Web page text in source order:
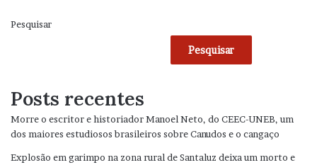
Pesquisar
Pesquisar
Posts recentes
Morre o escritor e historiador Manoel Neto, do CEEC-UNEB, um
dos maiores estudiosos brasileiros sobre Canudos e o cangaço
Explosão em garimpo na zona rural de Santaluz deixa um morto e